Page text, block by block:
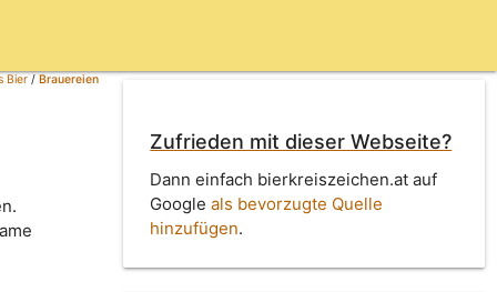
Bier/Brauereien
Zufrieden mit dieser Webseite?
Dann einfach bierkreiszeichen.at auf
Googleals bevorzugte Quelle
hinzufügen.